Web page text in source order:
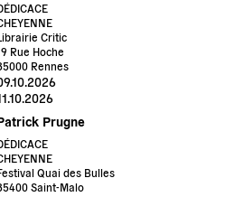
Critic
Rue Hoche
Rennes
Prugne
Quai des Bulles
Saint-Malo